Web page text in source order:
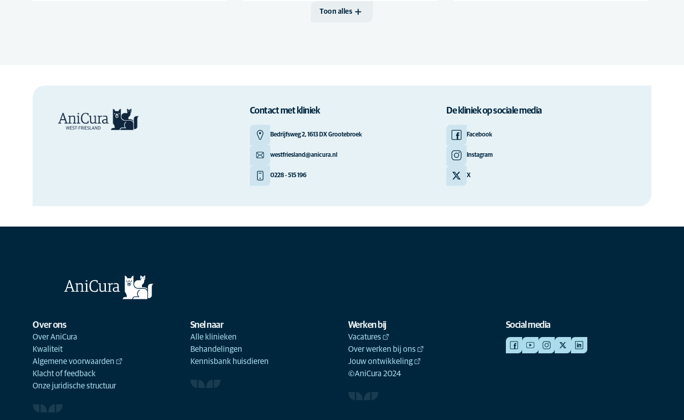
Toon alles
Contact met kliniek
Bedrijfsweg 2, 1613 DX Grootebroek
westfriesland@anicura.nl
0228 - 515 196
De kliniek op sociale media
Facebook
Instagram
X
Over ons
Over AniCura
Kwaliteit
Algemene voorwaarden
Klacht of feedback
Onze juridische structuur
Snel naar
Alle klinieken
Behandelingen
Kennisbank huisdieren
Werken bij
Vacatures
Over werken bij ons
Jouw ontwikkeling
©AniCura 2024
Social media